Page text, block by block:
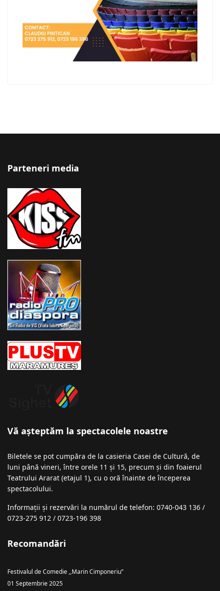
Parteneri media
Vă așteptăm la spectacolele noastre
Biletele se pot cumpăra de la casieria Casei de Cultură, de
luni până vineri, între orele 11 și 15, precum și din foaierul
Teatrului Ararat (etajul 1), cu o oră înainte de începerea
spectacolului.
Informații şi rezervări la numărul de telefon: 0740-043 136 /
0723-275 912 / 0723-196 398
Recomandări
Festivalul de Comedie ,,Marin Cimponeriu”
01 Septembrie 2025